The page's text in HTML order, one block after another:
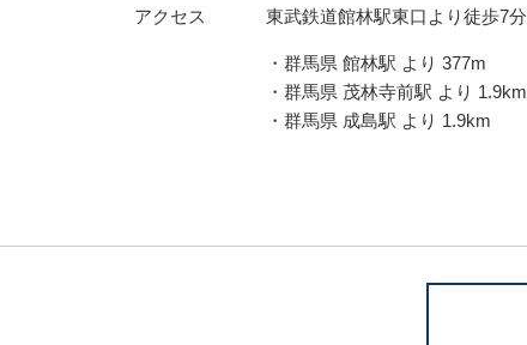
アクセス 東武鉄道館林駅東口より徒歩7分
・群馬県 館林駅 より 377m
・群馬県 茂林寺前駅 より 1.9km
・群馬県 成島駅 より 1.9km